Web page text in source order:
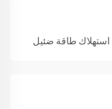
استهلاك طاقة ضئيل